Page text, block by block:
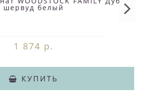
шервуд белый
1 874 р.
КУПИТЬ